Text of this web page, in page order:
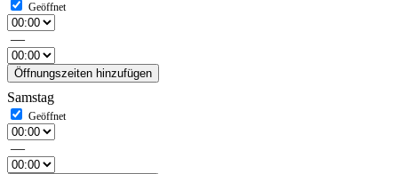
—
Öffnungszeiten hinzufügen
Samstag
—